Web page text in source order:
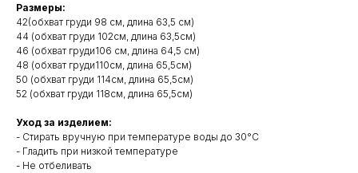
Размеры:
42(обхват груди 98 см, длина 63,5 см)
44 (обхват груди 102см, длина 63,5см)
46 (обхват груди106 см, длина 64,5 см)
48 (обхват груди110см, длина 65,5см)
50 (обхват груди 114см, длина 65,5см)
52 (обхват груди 118см, длина 65,5см)
Уход за изделием:
- Стирать вручную при температуре воды до 30°C
- Гладить при низкой температуре
- Не отбеливать